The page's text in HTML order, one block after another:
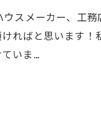
ウスメーカー、工
ればと思います！
ていま…